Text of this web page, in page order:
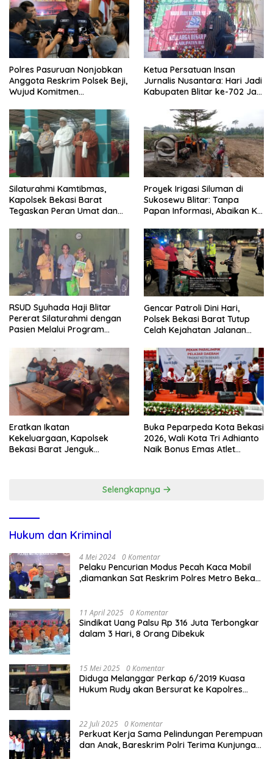
Polres Pasuruan Nonjobkan
Anggota Reskrim Polsek Beji,
Wujud Komitmen
Dugaan Penganiayaan
Ketua Persatuan Insan
Jurnalis Nusantara: Hari Jadi
Kabupaten Blitar ke-702 Jadi
Pembangunan
Silaturahmi Kamtibmas,
Kapolsek Bekasi Barat
Tegaskan Peran Umat dan
Kondusivitas Wilayah
Proyek Irigasi Siluman di
Sukosewu Blitar: Tanpa
Papan Informasi, Abaikan K3,
Tanggung Jawab
RSUD Syuhada Haji Blitar
Pererat Silaturahmi dengan
Pasien Melalui Program
Gencar Patroli Dini Hari,
Polsek Bekasi Barat Tutup
Celah Kejahatan Jalanan
Eratkan Ikatan
Kekeluargaan, Kapolsek
Bekasi Barat Jenguk
Buka Peparpeda Kota Bekasi
2026, Wali Kota Tri Adhianto
Naik Bonus Emas Atlet
Selengkapnya
Hukum dan Kriminal
4 Mei 2024 0 Komentar
Pelaku Pencurian Modus Pecah Kaca Mobil
,diamankan Sat Reskrim Polres Metro Bekasi
11 April 2025 0 Komentar
Sindikat Uang Palsu Rp 316 Juta Terbongkar
dalam 3 Hari, 8 Orang Dibekuk
15 Mei 2025 0 Komentar
Diduga Melanggar Perkap 6/2019 Kuasa
Hukum Rudy akan Bersurat ke Kapolres
22 Juli 2025 0 Komentar
Perkuat Kerja Sama Pelindungan Perempuan
dan Anak, Bareskrim Polri Terima Kunjungan